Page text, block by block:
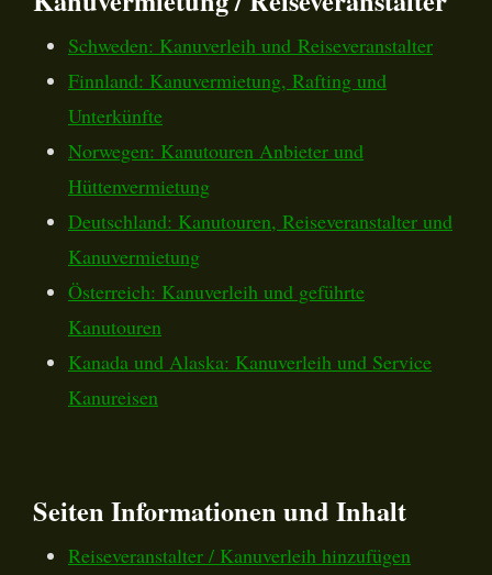
Schweden: Kanuverleih und Reiseveranstalter
Finnland: Kanuvermietung, Rafting und
Unterkünfte
Norwegen: Kanutouren Anbieter und
Hüttenvermietung
Deutschland: Kanutouren, Reiseveranstalter und
Kanuvermietung
Österreich: Kanuverleih und geführte
Kanutouren
Kanada und Alaska: Kanuverleih und Service
Kanureisen
Seiten Informationen und Inhalt
Reiseveranstalter / Kanuverleih hinzufügen